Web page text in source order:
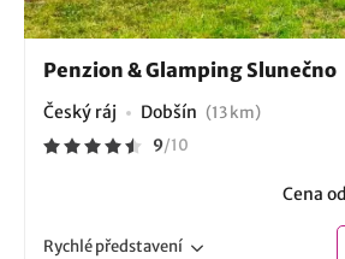
Penzion & Glamping Slunečno
Český ráj Dobšín (13 km)
9/10
Cena od
Rychlépředstavení